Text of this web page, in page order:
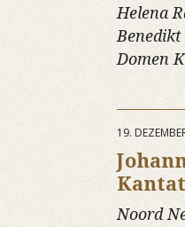
Helena
Domen
19.
Noord